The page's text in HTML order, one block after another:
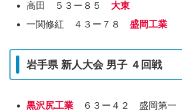
高田 ５３ー８５ 大東
一関修紅 ４３ー７８盛岡工業
岩手県 新人大会 男子 ４回戦
黒沢尻工業
６３ー４２ 盛岡第一